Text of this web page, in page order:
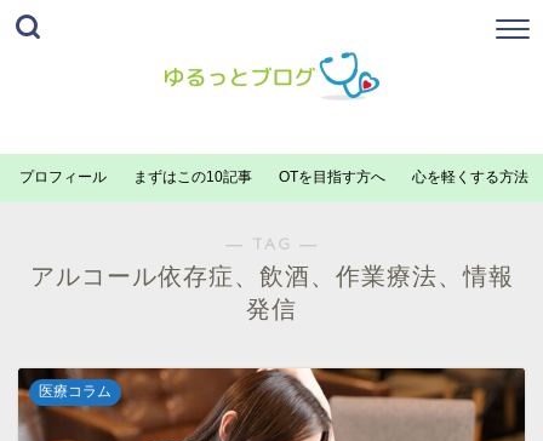
プロフィール まずはこの10記事 OTを目指す方へ 心を軽くする方法
― TAG ―
アルコール依存症、飲酒、作業療法、情報
発信
医療コラム